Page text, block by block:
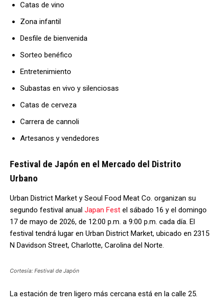
Catas de vino
Zona infantil
Desfile de bienvenida
Sorteo benéfico
Entretenimiento
Subastas en vivo y silenciosas
Catas de cerveza
Carrera de cannoli
Artesanos y vendedores
Festival de Japón en el Mercado del Distrito
Urbano
Urban District Market y Seoul Food Meat Co. organizan su
segundo festival anual Japan Fest el sábado 16 y el domingo
17 de mayo de 2026, de 12:00 p.m. a 9:00 p.m. cada día. El
festival tendrá lugar en Urban District Market, ubicado en 2315
N Davidson Street, Charlotte, Carolina del Norte.
Cortesía: Festival de Japón
La estación de tren ligero más cercana está en la calle 25.